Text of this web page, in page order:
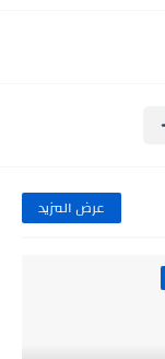
عرض المزيد